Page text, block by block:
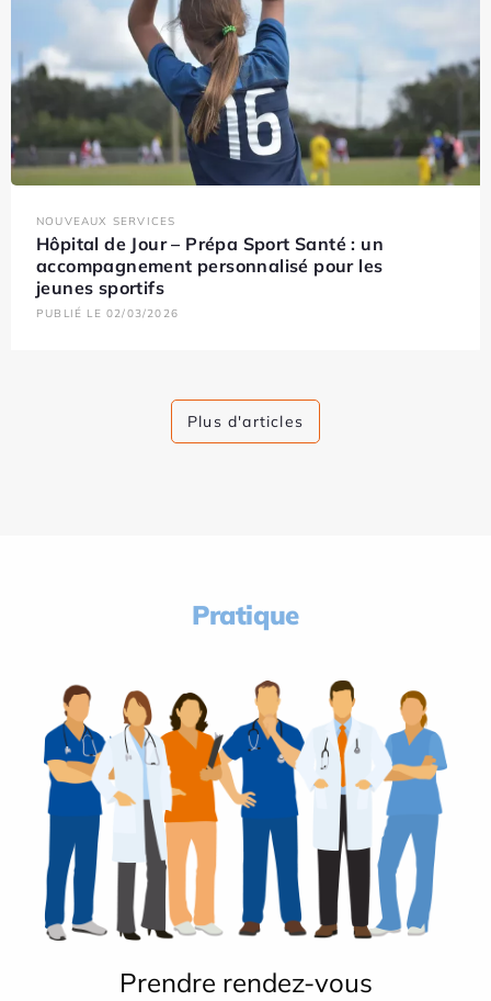
NOUVEAUX SERVICES
Hôpital de Jour – Prépa Sport Santé : un
accompagnement personnalisé pour les
jeunes sportifs
PUBLIÉ LE 02/03/2026
Plus d'articles
Pratique
Prendre rendez-vous